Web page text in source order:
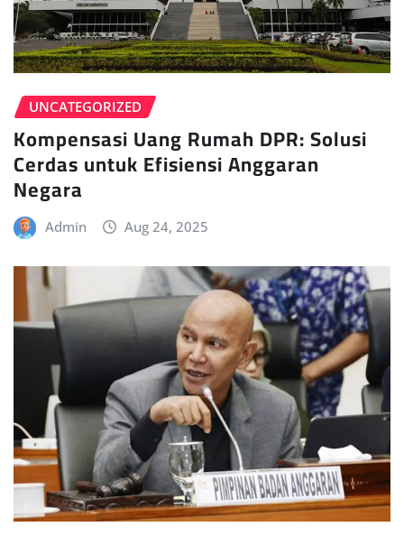
UNCATEGORIZED
Kompensasi Uang Rumah DPR: Solusi
Cerdas untuk Efisiensi Anggaran
Negara
Admin Aug 24, 2025